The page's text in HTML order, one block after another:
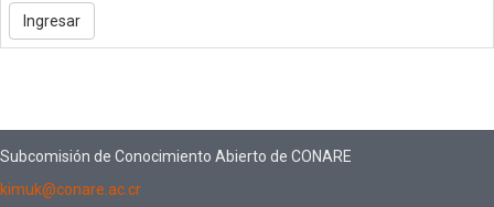
Subcomisión de Conocimiento Abierto de CONARE
kimuk@conare.ac.cr